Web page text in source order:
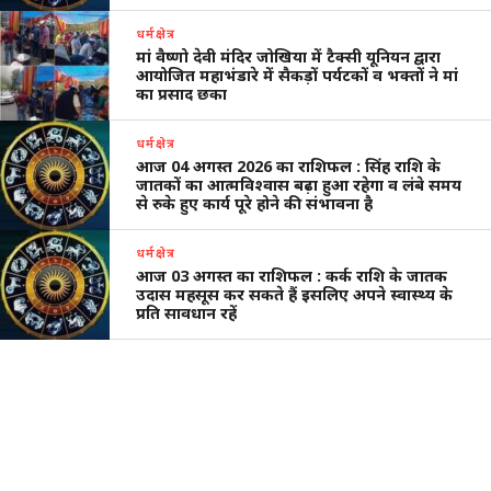
धर्मक्षेत्र
मां वैष्णो देवी मंदिर जोखिया में टैक्सी यूनियन द्वारा
आयोजित महाभंडारे में सैकड़ों पर्यटकों व भक्तों ने मां
का प्रसाद छका
धर्मक्षेत्र
आज 04 अगस्त 2026 का राशिफल : सिंह राशि के
जातकों का आत्मविश्वास बढ़ा हुआ रहेगा व लंबे समय
से रुके हुए कार्य पूरे होने की संभावना है
धर्मक्षेत्र
आज 03 अगस्त का राशिफल : कर्क राशि के जातक
उदास महसूस कर सकते हैं इसलिए अपने स्वास्थ्य के
प्रति सावधान रहें